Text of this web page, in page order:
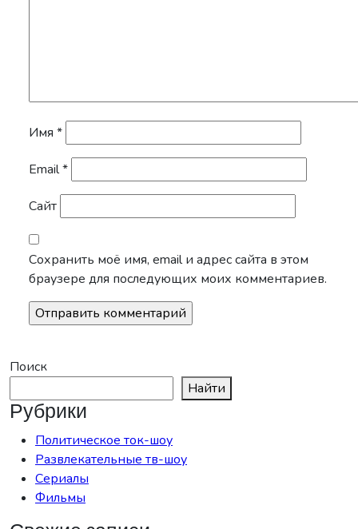
Имя *
Email*
Сайт
Сохранить моё имя, email и адрес сайта в этом
браузере для последующих моих комментариев.
Поиск
Найти
Рубрики
Политическое ток-шоу
Развлекательные тв-шоу
Сериалы
Фильмы